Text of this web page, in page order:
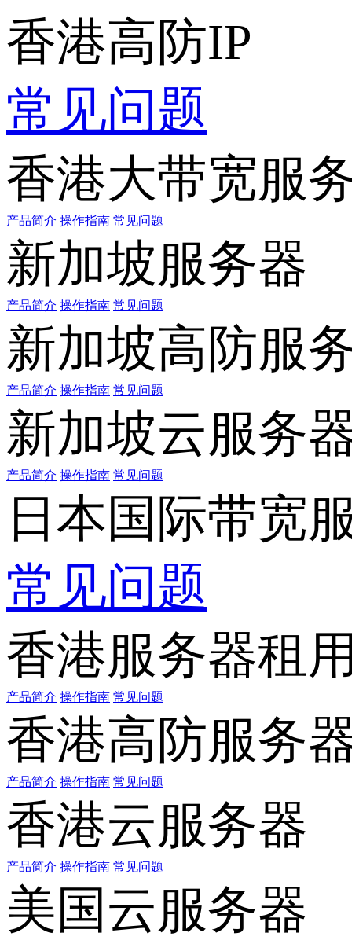
香港高防IP
常见问题
香港大带宽服
产品简介 操作指南 常见问题
新加坡服务器
产品简介 操作指南 常见问题
新加坡高防服
产品简介 操作指南 常见问题
新加坡云服务
产品简介 操作指南 常见问题
日本国际带宽
常见问题
香港服务器租
产品简介 操作指南 常见问题
香港高防服务
产品简介 操作指南 常见问题
香港云服务器
产品简介 操作指南 常见问题
美国云服务器